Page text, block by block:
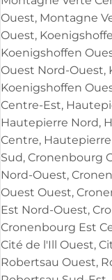
Ouest, Montagne
Ouest,
Koenigshoffen
Ouest Nord-Ouest,
Koenigshoffen
Centre-Est,
Hautepierre Nord,
Centre,
Sud, Cronenbourg
Nord-Ouest,
Ouest Ouest,
Est Nord-Ouest,
Cronenbourg Est
Cité de l'Ill Ouest,
Robertsau Ouest,